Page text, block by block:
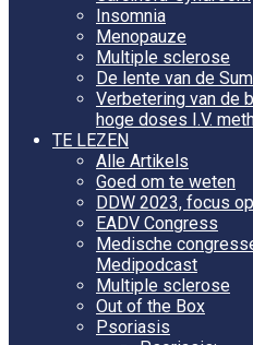
Insomnia
Menopauze
Multiple sclerose
De lente van de
Verbetering van de
hoge doses I.V.
TE LEZEN
Alle Artikels
Goed om te weten
DDW 2023, focus
EADV Congress
Medische
Medipodcast
Multiple sclerose
Out of the Box
Psoriasis